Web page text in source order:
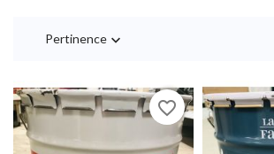
Pertinence 
favorite_border